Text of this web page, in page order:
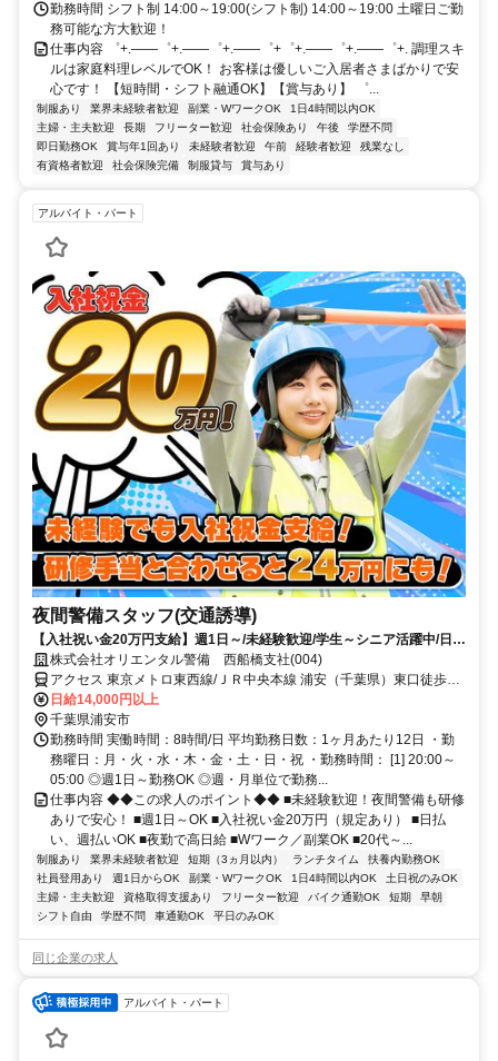
勤務時間 シフト制 14:00～19:00(シフト制) 14:00～19:00 土曜日ご勤
務可能な方大歓迎！
仕事内容 ゜+.――゜+.――゜+.――゜+゜+.――゜+.――゜+. 調理スキ
ルは家庭料理レベルでOK！ お客様は優しいご入居者さまばかりで安
心です！ 【短時間・シフト融通OK】【賞与あり】 ゜...
制服あり 業界未経験者歓迎 副業・WワークOK
1日4時間以内OK
主婦・主夫歓迎
長期 フリーター歓迎 社会保険あり 午後
学歴不問
即日勤務OK
賞与年1回あり 未経験者歓迎 午前 経験者歓迎
残業なし
有資格者歓迎
社会保険完備 制服貸与 賞与あり
アルバイト・パート
夜間警備スタッフ(交通誘導)
【入社祝い金20万円支給】週1日～/未経験歓迎/学生～シニア活躍中/日払
い・週払いOK/履歴書不要！
株式会社オリエンタル警備 西船橋支社(004)
アクセス 東京メトロ東西線/ＪＲ中央本線 浦安（千葉県）東口徒歩約
10分、東京メトロ東西線/ＪＲ中央本線 南行徳北口徒歩約17分、東京
メトロ東西線/ＪＲ中央本線 葛西博物館口徒歩約39分 (面接地/西船橋
支社)千葉県船橋市葛飾町2-380-2 ヤマゲンビル2階
日給14,000円以上
千葉県浦安市
勤務時間 実働時間：8時間/日 平均勤務日数：1ヶ月あたり12日 ・勤
務曜日：月・火・水・木・金・土・日・祝 ・勤務時間： [1] 20:00～
05:00 ◎週1日～勤務OK ◎週・月単位で勤務...
仕事内容 ◆◆この求人のポイント◆◆ ■未経験歓迎！夜間警備も研修
ありで安心！ ■週1日～OK ■入社祝い金20万円（規定あり） ■日払
い、週払いOK ■夜勤で高日給 ■Wワーク／副業OK ■20代～...
制服あり 業界未経験者歓迎 短期（3ヵ月以内） ランチタイム
扶養内勤務OK
社員登用あり
週1日からOK 副業・WワークOK 1日4時間以内OK
土日祝のみOK
主婦・主夫歓迎
資格取得支援あり フリーター歓迎 バイク通勤OK 短期
早朝
シフト自由
学歴不問 車通勤OK 平日のみOK
同じ企業の求人
アルバイト・パート